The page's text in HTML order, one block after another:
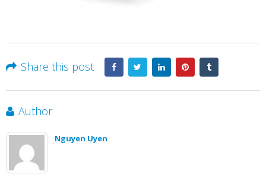
Share this post
Author
Nguyen Uyen